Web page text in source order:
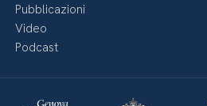
Pubblicazioni
Video
Podcast